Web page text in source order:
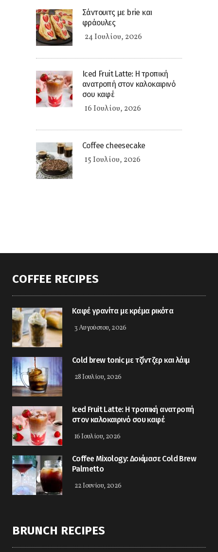
Σάντουιτς με brie και
φράουλες
24 Ιουλίου, 2026
Iced Fruit Latte: Η τροπική
ανατροπή στον καλοκαιρινό
σου καφέ
16 Ιουλίου, 2026
Coffee cheesecake
15 Ιουλίου, 2026
COFFEE RECIPES
Kαφέ γρανίτα με κρέμα ρικότα
3 Αυγούστου, 2026
Cold brew tonic με τζίντζερ και λάιμ
28 Ιουλίου, 2026
Iced Fruit Latte: Η τροπική ανατροπή
στον καλοκαιρινό σου καφέ
16 Ιουλίου, 2026
Coffee Mixology: Δοκίμασε Cold Brew
Palmetto
22 Ιουνίου, 2026
BRUNCH RECIPES